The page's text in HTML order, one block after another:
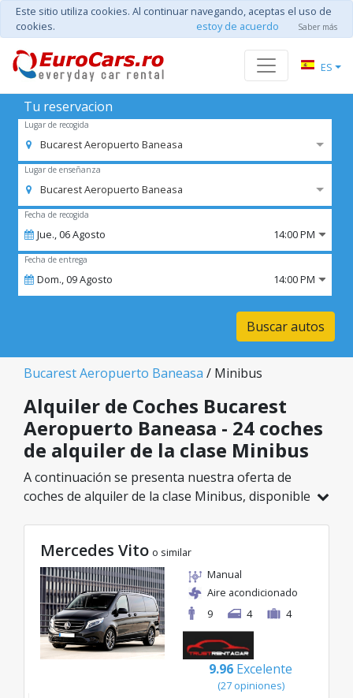
Este sitio utiliza cookies. Al continuar navegando, aceptas el uso de
cookies.
estoy de acuerdo Saber más
ES
Tu reservacion
Lugar de recogida
Bucarest Aeropuerto Baneasa
Lugar de enseñanza
Bucarest Aeropuerto Baneasa
Fecha de recogida
Jue.,06Agosto 14:00 PM
Fecha de entrega
Dom.,09Agosto 14:00 PM
Buscar autos
Bucarest Aeropuerto Baneasa / Minibus
Alquiler de Coches Bucarest
Aeropuerto Baneasa - 24 coches
de alquiler de la clase Minibus
A continuación se presenta nuestra oferta de
coches de alquiler de la clase Minibus, disponible
modelo ideal de la categoría seleccionada, con
tarifas excelentes desde solo 69€/día.
Mercedes Vito o similar
Manual
Aire acondicionado
9
4 4
9.96 Excelente
(27 opiniones)